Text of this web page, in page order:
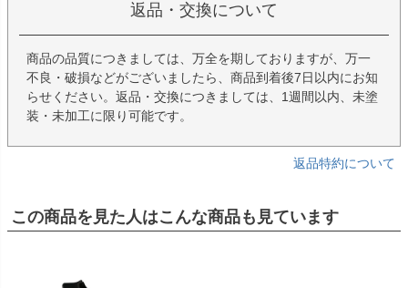
返品・交換について
商品の品質につきましては、万全を期しておりますが、万一
不良・破損などがございましたら、商品到着後7日以内にお知
らせください。返品・交換につきましては、1週間以内、未塗
装・未加工に限り可能です。
返品特約について
この商品を見た人はこんな商品も見ています